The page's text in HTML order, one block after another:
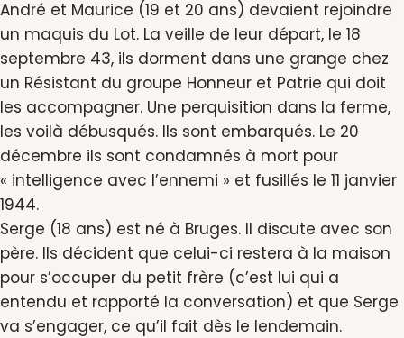
André et Maurice (19 et 20 ans) devaient rejoindre
un maquis du Lot. La veille de leur départ, le 18
septembre 43, ils dorment dans une grange chez
un Résistant du groupe Honneur et Patrie qui doit
les accompagner. Une perquisition dans la ferme,
les voilà débusqués. Ils sont embarqués. Le 20
décembre ils sont condamnés à mort pour
« intelligence avec l’ennemi » et fusillés le 11 janvier
1944.
Serge (18 ans) est né à Bruges. Il discute avec son
père. Ils décident que celui-ci restera à la maison
pour s’occuper du petit frère (c’est lui qui a
entendu et rapporté la conversation) et que Serge
va s’engager, ce qu’il fait dès le lendemain.